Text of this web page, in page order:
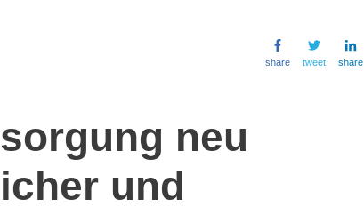
share tweet share
neu
und